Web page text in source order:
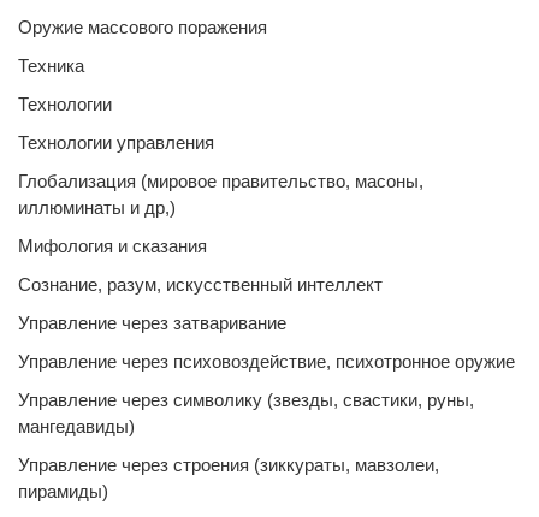
Оружие массового поражения
Техника
Технологии
Технологии управления
Глобализация (мировое правительство, масоны,
иллюминаты и др,)
Мифология и сказания
Сознание, разум, искусственный интеллект
Управление через затваривание
Управление через психовоздействие, психотронное оружие
Управление через символику (звезды, свастики, руны,
мангедавиды)
Управление через строения (зиккураты, мавзолеи,
пирамиды)